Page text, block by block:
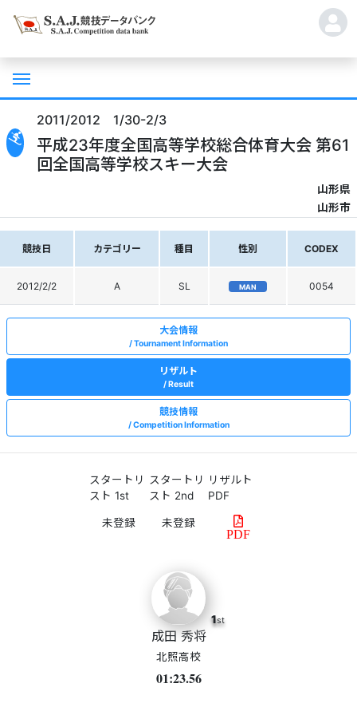
2011/2012 1/30-2/3
平成23年度全国高等学校総合体育大会 第61
回全国高等学校スキー大会
山形県
山形市
競技日 カテゴリー 種目 性別 CODEX
2012/2/2 A SL MAN 0054
大会情報
Tournament Information
リザルト
Result
競技情報
Competition Information
スタートリ
スト 1st
スタートリ
スト 2nd
リザルト
PDF
PDF
1st
成田 秀将
北照高校
01:23.56